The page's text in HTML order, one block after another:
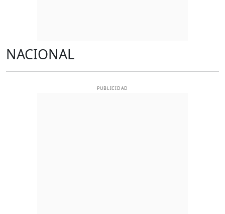
NACIONAL
PUBLICIDAD